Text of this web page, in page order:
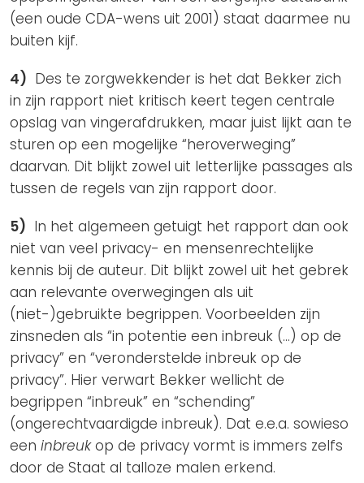
(een oude CDA-wens uit 2001) staat daarmee nu
buiten kijf.
4) Des te zorgwekkender is het dat Bekker zich
in zijn rapport niet kritisch keert tegen centrale
opslag van vingerafdrukken, maar juist lijkt aan te
sturen op een mogelijke “heroverweging”
daarvan. Dit blijkt zowel uit letterlijke passages als
tussen de regels van zijn rapport door.
5) In het algemeen getuigt het rapport dan ook
niet van veel privacy- en mensenrechtelijke
kennis bij de auteur. Dit blijkt zowel uit het gebrek
aan relevante overwegingen als uit
(niet-)gebruikte begrippen. Voorbeelden zijn
zinsneden als “in potentie een inbreuk (…) op de
privacy” en “veronderstelde inbreuk op de
privacy”. Hier verwart Bekker wellicht de
begrippen “inbreuk” en “schending”
(ongerechtvaardigde inbreuk). Dat e.e.a. sowieso
een inbreukop de privacy vormt is immers zelfs
door de Staat al talloze malen erkend.